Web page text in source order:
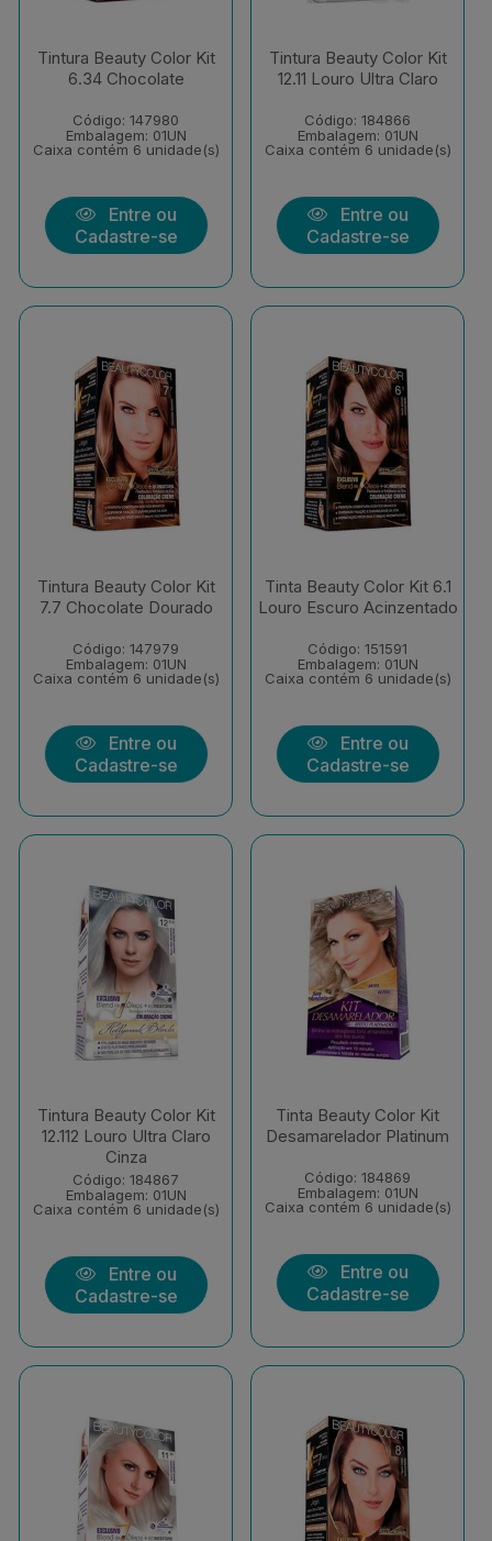
Tintura Beauty Color Kit
6.34 Chocolate
Código: 147980
Embalagem: 01UN
Caixa contém 6 unidade(s)
Entre ou
Cadastre-se
Tintura Beauty Color Kit
12.11 Louro Ultra Claro
Código: 184866
Embalagem: 01UN
Caixa contém 6 unidade(s)
Entre ou
Cadastre-se
Tintura Beauty Color Kit
7.7 Chocolate Dourado
Código: 147979
Embalagem: 01UN
Caixa contém 6 unidade(s)
Entre ou
Cadastre-se
Tinta Beauty Color Kit 6.1
Louro Escuro Acinzentado
Código: 151591
Embalagem: 01UN
Caixa contém 6 unidade(s)
Entre ou
Cadastre-se
Tintura Beauty Color Kit
12.112 Louro Ultra Claro
Cinza
Código: 184867
Embalagem: 01UN
Caixa contém 6 unidade(s)
Entre ou
Cadastre-se
Tinta Beauty Color Kit
Desamarelador Platinum
Código: 184869
Embalagem: 01UN
Caixa contém 6 unidade(s)
Entre ou
Cadastre-se